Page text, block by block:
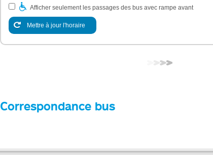
Afficher seulement les passages des bus avec rampe avant
Mettre à jour l'horaire
Correspondance bus